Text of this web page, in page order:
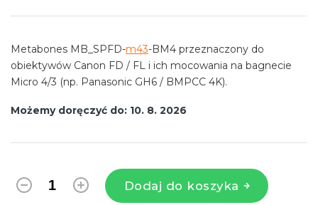
jednostkowa:
Możemy doręczyć do: 10. 8. 2026
Dodaj do koszyka
Metabones MB_SPFD-m43-BM4 przeznaczony do
obiektywów Canon FD / FL i ich mocowania na bagnecie
Micro 4/3 (np. Panasonic GH6 / BMPCC 4K).